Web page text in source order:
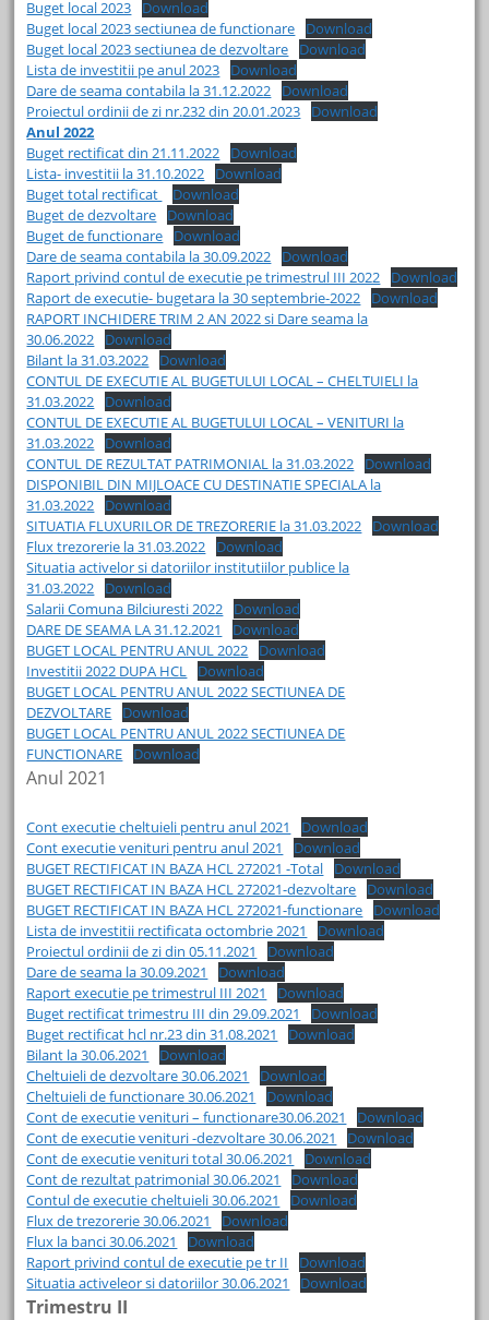
Buget local 2023
Download
Buget local 2023 sectiunea de functionare
Download
Buget local 2023 sectiunea de dezvoltare
Download
Lista de investitii pe anul 2023
Download
Dare de seama contabila la 31.12.2022
Download
Proiectul ordinii de zi nr.232 din 20.01.2023
Download
Anul 2022
Buget rectificat din 21.11.2022
Download
Lista- investitii la 31.10.2022
Download
Buget total rectificat
Download
Buget de dezvoltare
Download
Buget de functionare
Download
Dare de seama contabila la 30.09.2022
Download
Raport privind contul de executie pe trimestrul III 2022
Download
Raport de executie- bugetara la 30 septembrie-2022
Download
RAPORT INCHIDERE TRIM 2 AN 2022 si Dare seama la
30.06.2022
Download
Bilant la 31.03.2022
Download
CONTUL DE EXECUTIE AL BUGETULUI LOCAL – CHELTUIELI la
31.03.2022
Download
CONTUL DE EXECUTIE AL BUGETULUI LOCAL – VENITURI la
31.03.2022
Download
CONTUL DE REZULTAT PATRIMONIAL la 31.03.2022
Download
DISPONIBIL DIN MIJLOACE CU DESTINATIE SPECIALA la
31.03.2022
Download
SITUATIA FLUXURILOR DE TREZORERIE la 31.03.2022
Download
Flux trezorerie la 31.03.2022
Download
Situatia activelor si datoriilor institutiilor publice la
31.03.2022
Download
Salarii Comuna Bilciuresti 2022
Download
DARE DE SEAMA LA 31.12.2021
Download
BUGET LOCAL PENTRU ANUL 2022
Download
Investitii 2022 DUPA HCL
Download
BUGET LOCAL PENTRU ANUL 2022 SECTIUNEA DE
DEZVOLTARE
Download
BUGET LOCAL PENTRU ANUL 2022 SECTIUNEA DE
FUNCTIONARE
Download
Anul 2021
Cont executie cheltuieli pentru anul 2021
Download
Cont executie venituri pentru anul 2021
Download
BUGET RECTIFICAT IN BAZA HCL 272021 -Total
Download
BUGET RECTIFICAT IN BAZA HCL 272021-dezvoltare
Download
BUGET RECTIFICAT IN BAZA HCL 272021-functionare
Download
Lista de investitii rectificata octombrie 2021
Download
Proiectul ordinii de zi din 05.11.2021
Download
Dare de seama la 30.09.2021
Download
Raport executie pe trimestrul III 2021
Download
Buget rectificat trimestru III din 29.09.2021
Download
Buget rectificat hcl nr.23 din 31.08.2021
Download
Bilant la 30.06.2021
Download
Cheltuieli de dezvoltare 30.06.2021
Download
Cheltuieli de functionare 30.06.2021
Download
Cont de executie venituri – functionare30.06.2021
Download
Cont de executie venituri -dezvoltare 30.06.2021
Download
Cont de executie venituri total 30.06.2021
Download
Cont de rezultat patrimonial 30.06.2021
Download
Contul de executie cheltuieli 30.06.2021
Download
Flux de trezorerie 30.06.2021
Download
Flux la banci 30.06.2021
Download
Raport privind contul de executie pe tr II
Download
Situatia activeleor si datoriilor 30.06.2021
Download
Trimestru II